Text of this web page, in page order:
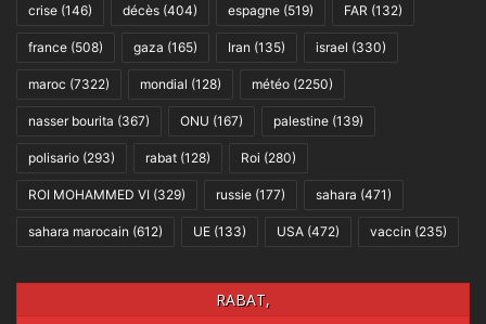
crise (146) décès (404) espagne (519) FAR (132)
france (508) gaza (165) Iran (135) israel (330)
maroc (7322) mondial (128) météo (2250)
nasser bourita (367) ONU (167) palestine (139)
polisario (293) rabat (128) Roi (280)
ROI MOHAMMED VI (329) russie (177) sahara (471)
sahara marocain (612) UE (133) USA (472) vaccin (235)
RABAT,